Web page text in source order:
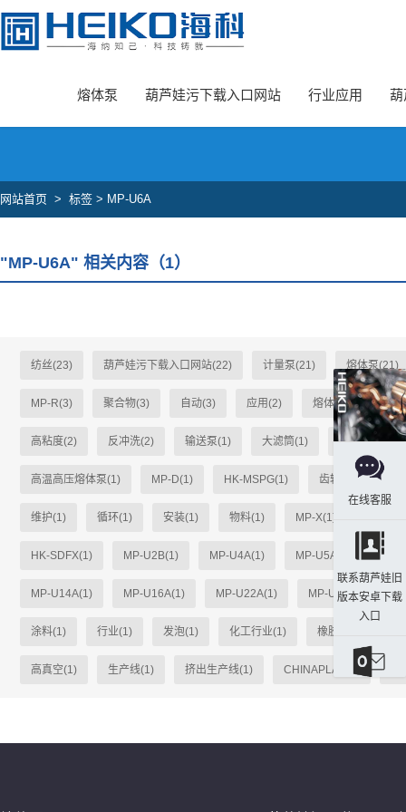
葫芦娃旧版本安卓下载入口,葫芦娃污下载入口网站,葫芦娃成版人APP
熔体泵 葫芦娃污下载入口网站 行业应用 葫
网站首页 > 标签 > MP-U6A
"MP-U6A" 相关内容（1）
纺丝(23) 葫芦娃污下载入口网站(22) 计量泵(21) 熔体泵(21)
MP-R(3) 聚合物(3) 自动(3) 应用(2) 熔体(2) HK-
高粘度(2) 反冲洗(2) 输送泵(1) 大滤筒(1) 单柱式(1)
高温高压熔体泵(1) MP-D(1) HK-MSPG(1) 齿轮(1)
维护(1) 循环(1) 安装(1) 物料(1) MP-X(1)
HK-SDFX(1) MP-U2B(1) MP-U4A(1) MP-U5A(1) MP-
MP-U14A(1) MP-U16A(1) MP-U22A(1) MP-U31A(1)
涂料(1) 行业(1) 发泡(1) 化工行业(1) 橡胶(1)
高真空(1) 生产线(1) 挤出生产线(1) CHINAPLAS(1)
在线客服
联系葫芦娃旧
版本安卓下载
入口